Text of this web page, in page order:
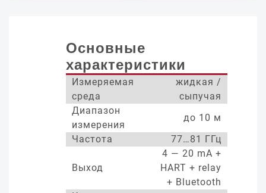
Основные
характеристики
Измеряемая
среда
жидкая /
сыпучая
Диапазон
измерения
до 10 м
Частота
77…81 ГГц
Выход
4 — 20 mA +
HART + relay
+ Bluetooth